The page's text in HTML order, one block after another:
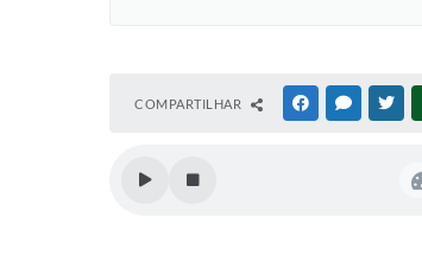
COMPARTILHAR FACEBOOK